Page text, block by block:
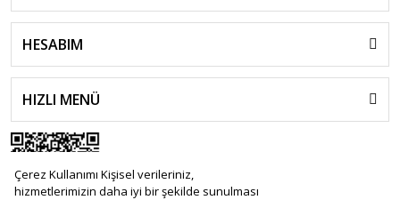
Çerez Kullanımı Kişisel verileriniz,
hizmetlerimizin daha iyi bir şekilde sunulması
HESABIM
HIZLI MENÜ